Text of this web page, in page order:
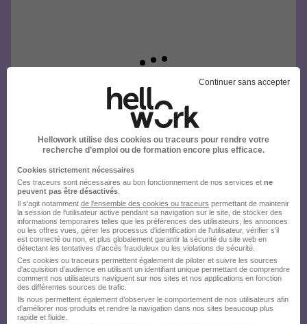
Continuer sans accepter
Hellowork utilise des cookies ou traceurs pour rendre votre
recherche d’emploi ou de formation encore plus efficace.
Cookies strictement nécessaires
Ces traceurs sont nécessaires au bon fonctionnement de nos services et ne
peuvent pas être désactivés
Il s'agit notamment de l'ensemble des cookies ou traceurs permettant de maintenir
la session de l'utilisateur active pendant sa navigation sur le site, de stocker des
informations temporaires telles que les préférences des utilisateurs, les annonces
ou les offres vues, gérer les processus d'identification de l'utilisateur, vérifier s'il
est connecté ou non, et plus globalement garantir la sécurité du site web en
détectant les tentatives d'accès frauduleux ou les violations de sécurité.
Ces cookies ou traceurs permettent également de piloter et suivre les sources
d'acquisition d'audience en utilisant un identifiant unique permettant de comprendre
comment nos utilisateurs naviguent sur nos sites et nos applications en fonction
des différentes sources de trafic.
Ils nous permettent également d’observer le comportement de nos utilisateurs afin
d'améliorer nos produits et rendre la navigation dans nos sites beaucoup plus
rapide et fluide.